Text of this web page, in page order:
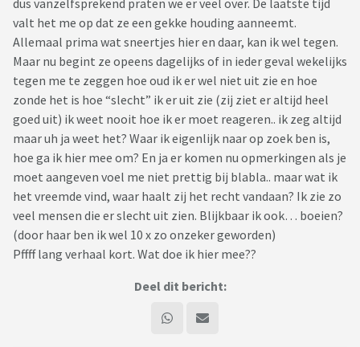
dus vanzelfsprekend praten we er veel over. De laatste tijd
valt het me op dat ze een gekke houding aanneemt.
Allemaal prima wat sneertjes hier en daar, kan ik wel tegen.
Maar nu begint ze opeens dagelijks of in ieder geval wekelijks
tegen me te zeggen hoe oud ik er wel niet uit zie en hoe
zonde het is hoe “slecht” ik er uit zie (zij ziet er altijd heel
goed uit) ik weet nooit hoe ik er moet reageren.. ik zeg altijd
maar uh ja weet het? Waar ik eigenlijk naar op zoek ben is,
hoe ga ik hier mee om? En ja er komen nu opmerkingen als je
moet aangeven voel me niet prettig bij blabla.. maar wat ik
het vreemde vind, waar haalt zij het recht vandaan? Ik zie zo
veel mensen die er slecht uit zien. Blijkbaar ik ook… boeien?
(door haar ben ik wel 10 x zo onzeker geworden)
Pffff lang verhaal kort. Wat doe ik hier mee??
Deel dit bericht: